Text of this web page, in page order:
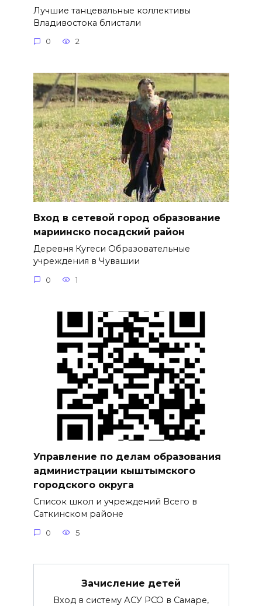
Лучшие танцевальные коллективы
Владивостока блистали
0 2
Вход в сетевой город образование
мариинско посадский район
Деревня Кугеси Образовательные
учреждения в Чувашии
0 1
Управление по делам образования
администрации кыштымского
городского округа
Список школ и учреждений Всего в
Саткинском районе
0 5
Зачисление детей
Вход в систему АСУ РСО в Самаре,